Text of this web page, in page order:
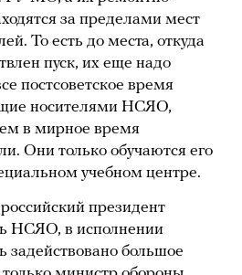
за пределами мест
То есть до места, откуда
пуск, их еще надо
постсоветское время
носителями НСЯО,
в мирное время
Они только обучаются его
учебном центре.
президент
НСЯО, в исполнении
задействовано большое